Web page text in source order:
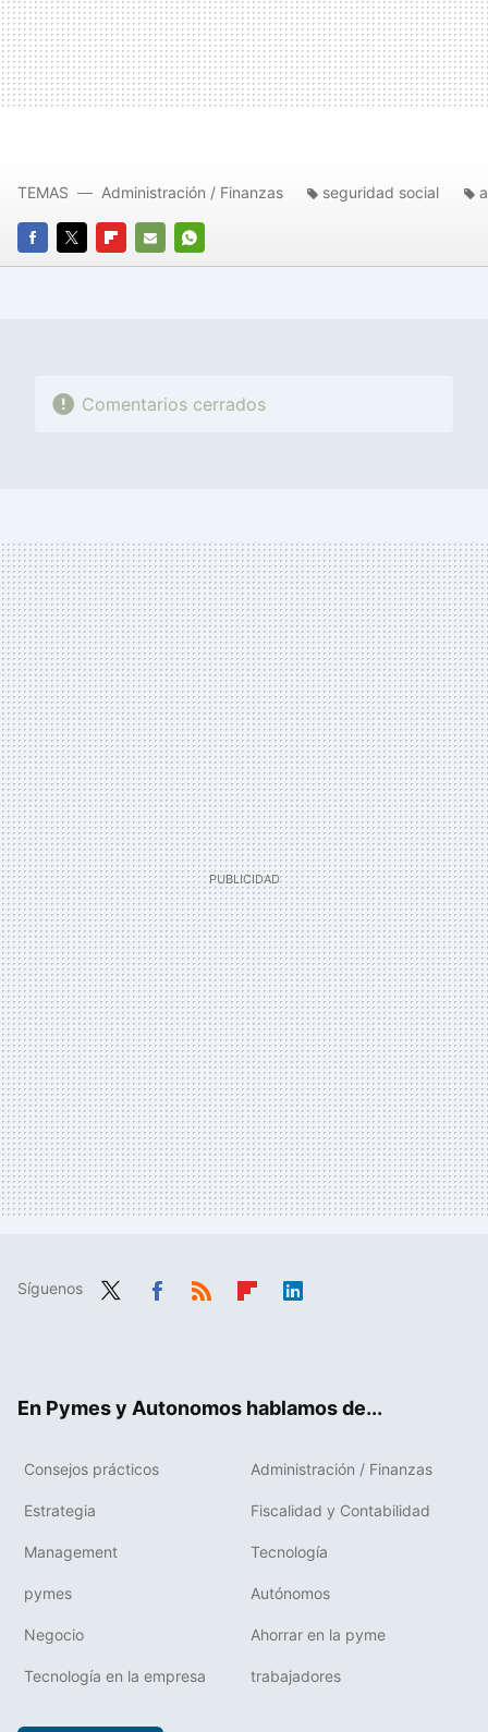
FACEBOOK
TWITTERFLIPBOARD
E-
WHATSAPP
TEMAS Administración / Finanzas seguridad social
Comentarios cerrados
Síguenos
En Pymes y Autonomos hablamos de...
Consejos prácticos Administración / Finanzas
Estrategia Fiscalidad y Contabilidad
Management Tecnología
pymes Autónomos
Negocio Ahorrar en la pyme
Tecnología en la empresa trabajadores